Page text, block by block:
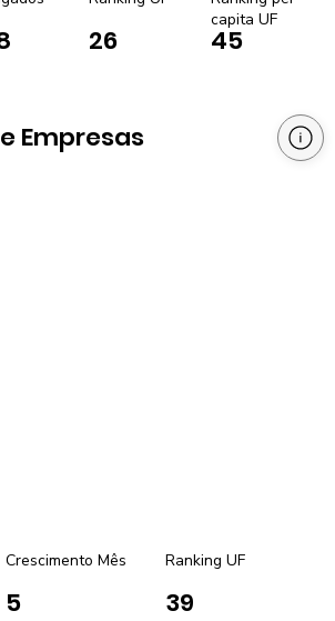
26 45
capita UF
Empresas
5 39
Ranking UF
Crescimento Mês